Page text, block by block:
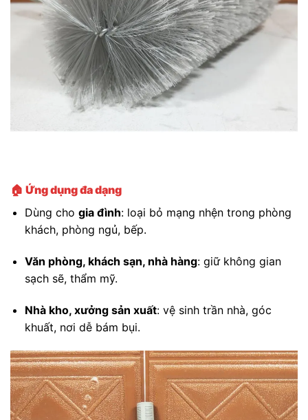
🏠 Ứng dụng đa dạng
Dùng cho gia đình: loại bỏ mạng nhện trong phòng
khách, phòng ngủ, bếp.
Văn phòng, khách sạn, nhà hàng: giữ không gian
sạch sẽ, thẩm mỹ.
Nhà kho, xưởng sản xuất: vệ sinh trần nhà, góc
khuất, nơi dễ bám bụi.